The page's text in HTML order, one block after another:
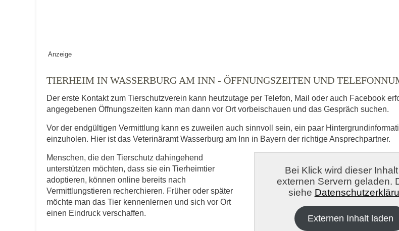
Kontaktdaten des Besitzers
Diese Daten werden zu Kontaktaufnahme veröffentlicht.
E-Mail-Adresse
Anzeige
TIERHEIM IN WASSERBURG AM INN - ÖFFNUNGSZEITEN UND
Der erste Kontakt zum Tierschutzverein kann heutzutage per Telefon, Mail oder auch Facebook
angegebenen Öffnungszeiten kann man dann vor Ort vorbeischauen und das Gespräch suchen.
Vor der endgültigen Vermittlung kann es zuweilen auch sinnvoll sein, ein paar
einzuholen. Hier ist das Veterinäramt Wasserburg am Inn in Bayern der richtige Ansprechpartner.
Menschen, die den Tierschutz dahingehend
unterstützen möchten, dass sie ein Tierheimtier
adoptieren, können online bereits nach
Vermittlungstieren recherchieren. Früher oder später
möchte man das Tier kennenlernen und sich vor Ort
einen Eindruck verschaffen.
Bei Klick wird dieser
externen Servern geladen.
siehe
Externen Inhalt laden